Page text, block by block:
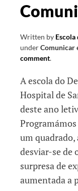
Written by Escola
underComunicar
comment.
A escola do
Hospital de
deste ano
um quadrado,
desviar-se de
surpresa de
aumentada a